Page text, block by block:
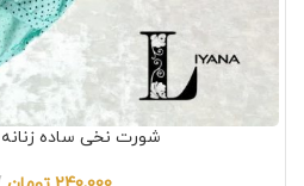
شورت نخی ساده زنانه